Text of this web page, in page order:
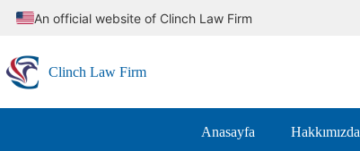
An official website of Clinch Law Firm
Clinch Law Firm
Anasayfa Hakkımızda